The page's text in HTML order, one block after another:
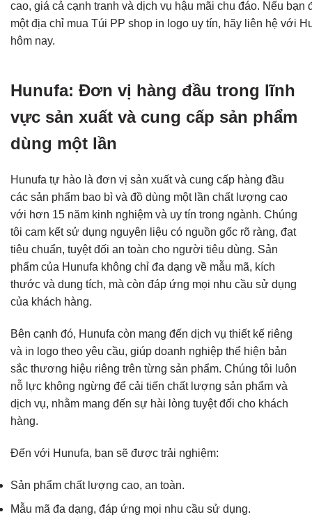
cao, giá cả cạnh tranh và dịch vụ hậu mãi chu đáo. Nếu bạn
một địa chỉ mua Túi PP shop in logo uy tín, hãy liên hệ với
hôm nay.
Hunufa: Đơn vị hàng đầu trong lĩnh
vực sản xuất và cung cấp sản phẩm
dùng một lần
Hunufa tự hào là đơn vị sản xuất và cung cấp hàng đầu
các sản phẩm bao bì và đồ dùng một lần chất lượng cao
với hơn 15 năm kinh nghiệm và uy tín trong ngành. Chúng
tôi cam kết sử dụng nguyên liệu có nguồn gốc rõ ràng, đạt
tiêu chuẩn, tuyệt đối an toàn cho người tiêu dùng. Sản
phẩm của Hunufa không chỉ đa dạng về mẫu mã, kích
thước và dung tích, mà còn đáp ứng mọi nhu cầu sử dụng
của khách hàng.
Bên cạnh đó, Hunufa còn mang đến dịch vụ thiết kế riêng
và in logo theo yêu cầu, giúp doanh nghiệp thể hiện bản
sắc thương hiệu riêng trên từng sản phẩm. Chúng tôi luôn
nỗ lực không ngừng để cải tiến chất lượng sản phẩm và
dịch vụ, nhằm mang đến sự hài lòng tuyệt đối cho khách
hàng.
Đến với Hunufa, bạn sẽ được trải nghiệm:
Sản phẩm chất lượng cao, an toàn.
Mẫu mã đa dạng, đáp ứng mọi nhu cầu sử dụng.